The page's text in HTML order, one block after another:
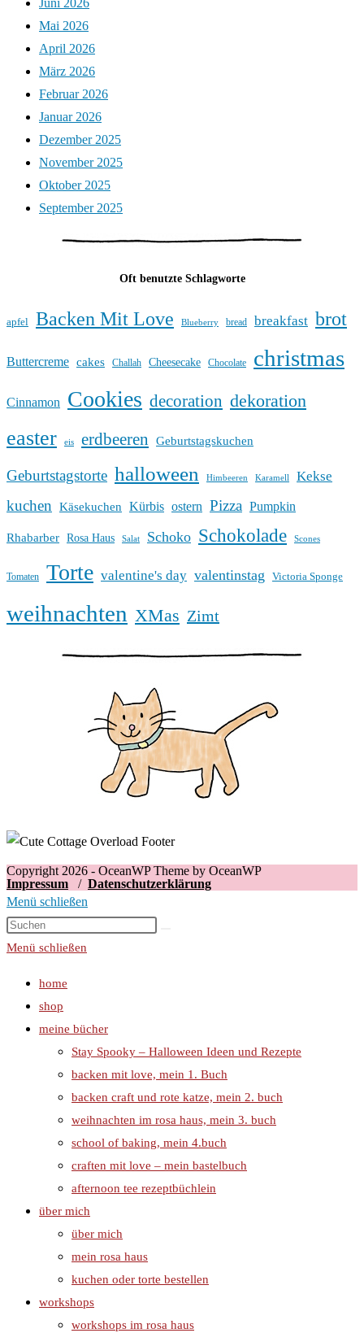
Juni 2026
Mai 2026
April 2026
März 2026
Februar 2026
Januar 2026
Dezember 2025
November 2025
Oktober 2025
September 2025
Oft benutzte Schlagworte
apfel Backen Mit Love Blueberry bread breakfast brot
Buttercreme cakes Challah Cheesecake Chocolate christmas
Cinnamon Cookies decoration dekoration
easter eis erdbeeren Geburtstagskuchen
Geburtstagstorte halloween Himbeeren Karamell Kekse
kuchen Käsekuchen Kürbis ostern Pizza Pumpkin
Rhabarber Rosa Haus Salat Schoko Schokolade Scones
Tomaten Torte valentine's day valentinstag Victoria Sponge
weihnachten XMas Zimt
Copyright 2026 - OceanWP Theme by OceanWP
Impressum / Datenschutzerklärung
Menü schließen
Menü schließen
home
shop
meine bücher
Stay Spooky – Halloween Ideen und Rezepte
backen mit love, mein 1. Buch
backen craft und rote katze, mein 2. buch
weihnachten im rosa haus, mein 3. buch
school of baking, mein 4.buch
craften mit love – mein bastelbuch
afternoon tee rezeptbüchlein
über mich
über mich
mein rosa haus
kuchen oder torte bestellen
workshops
workshops im rosa haus